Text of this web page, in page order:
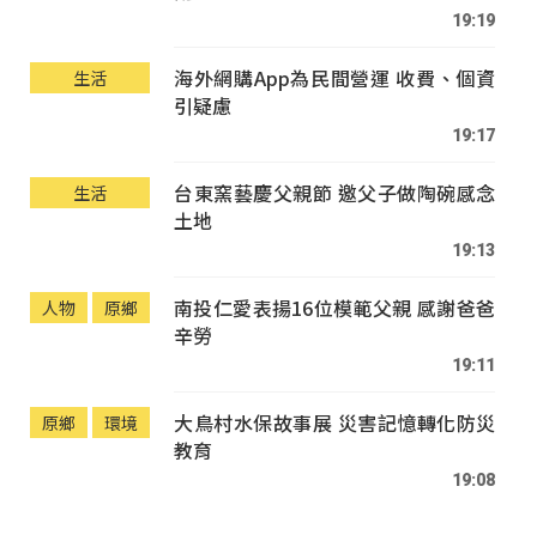
19:19
生活
海外網購App為民間營運 收費、個資
引疑慮
19:17
生活
台東窯藝慶父親節 邀父子做陶碗感念
土地
19:13
人物 原鄉
南投仁愛表揚16位模範父親 感謝爸爸
辛勞
19:11
原鄉 環境
大鳥村水保故事展 災害記憶轉化防災
教育
19:08